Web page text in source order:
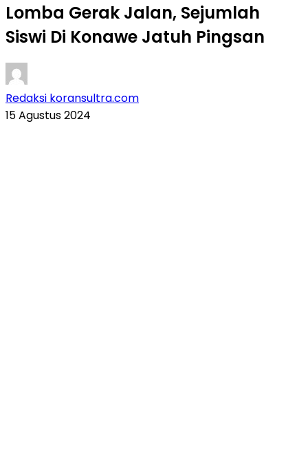
Lomba Gerak Jalan, Sejumlah
Siswi Di Konawe Jatuh Pingsan
Redaksi koransultra.com
15 Agustus 2024